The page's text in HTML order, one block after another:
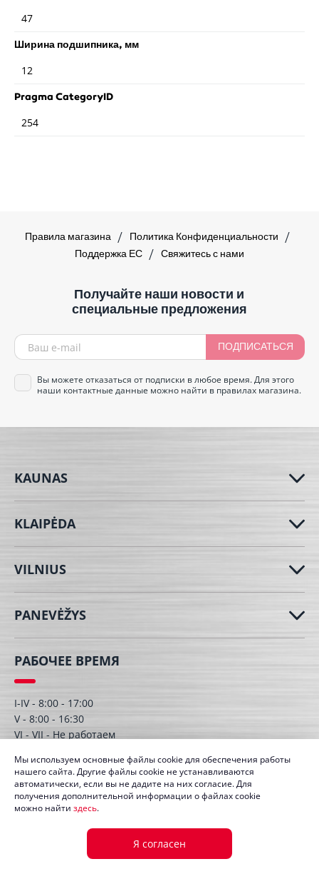
47
Ширина подшипника, мм
12
Pragma CategoryID
254
Правила магазина
Политика Конфиденциальности
Поддержка ЕС
Свяжитесь с нами
Получайте наши новости и
специальные предложения
ПОДПИСАТЬСЯ
Вы можете отказаться от подписки в любое время. Для этого
наши контактные данные можно найти в правилах магазина.
KAUNAS
KLAIPĖDA
VILNIUS
PANEVĖŽYS
РАБОЧЕЕ ВРЕМЯ
I-IV - 8:00 - 17:00
V - 8:00 - 16:30
VI - VII - Hе работаем
© UAB Dagmita 2026. Все права защищены
Мы используем основные файлы cookie для обеспечения работы
нашего сайта. Другие файлы cookie не устанавливаются
автоматически, если вы не дадите на них согласие. Для
получения дополнительной информации о файлах cookie
можно найти здесь.
Я согласен